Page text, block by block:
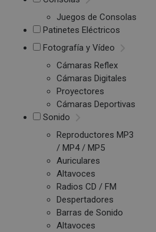
Juegos de Consolas
Patinetes Eléctricos
Fotografía y Vídeo
Cámaras Reflex
Cámaras Digitales
Proyectores
Cámaras Deportivas
Sonido
Reproductores MP3
/ MP4 / MP5
Auriculares
Altavoces
Radios CD / FM
Despertadores
Barras de Sonido
Altavoces